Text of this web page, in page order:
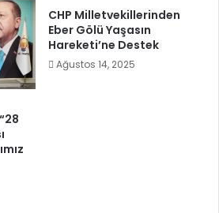
CHP Milletvekillerinden
Eber Gölü Yaşasın
Hareketi’ne Destek
Ağustos 14, 2025